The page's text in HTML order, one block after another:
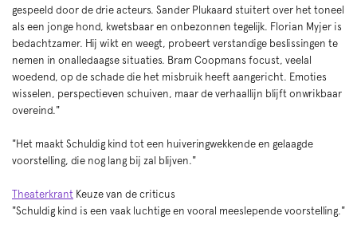
gespeeld door de drie acteurs. Sander Plukaard stuitert over het toneel
als een jonge hond, kwetsbaar en onbezonnen tegelijk. Florian Myjer is
bedachtzamer. Hij wikt en weegt, probeert verstandige beslissingen te
nemen in onalledaagse situaties. Bram Coopmans focust, veelal
woedend, op de schade die het misbruik heeft aangericht. Emoties
wisselen, perspectieven schuiven, maar de verhaallijn blijft onwrikbaar
overeind."
"Het maakt Schuldig kind tot een huiveringwekkende en gelaagde
voorstelling, die nog lang bij zal blijven."
Theaterkrant Keuze van de criticus
"Schuldig kind is een vaak luchtige en vooral meeslepende voorstelling."